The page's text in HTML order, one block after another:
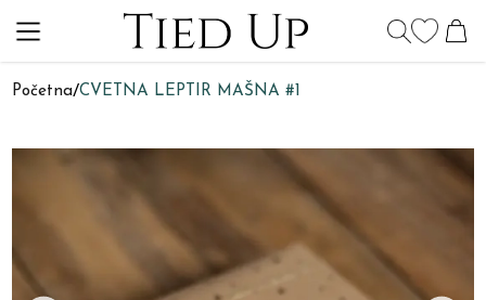
Početna/CVETNA LEPTIR MAŠNA #1